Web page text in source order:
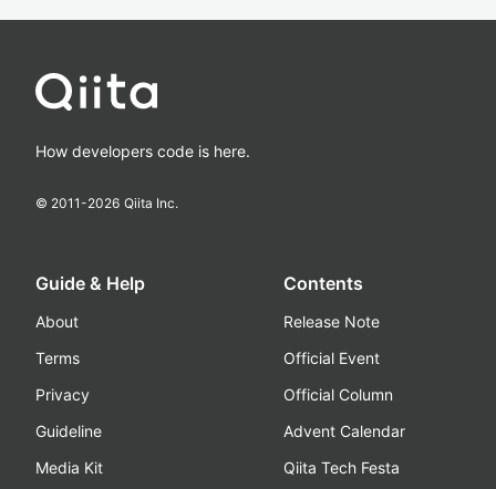
How developers code is here.
© 2011-2026 Qiita Inc.
Guide & Help
About
Terms
Privacy
Guideline
Media Kit
Contents
Release Note
Official Event
Official Column
Advent Calendar
Qiita Tech Festa